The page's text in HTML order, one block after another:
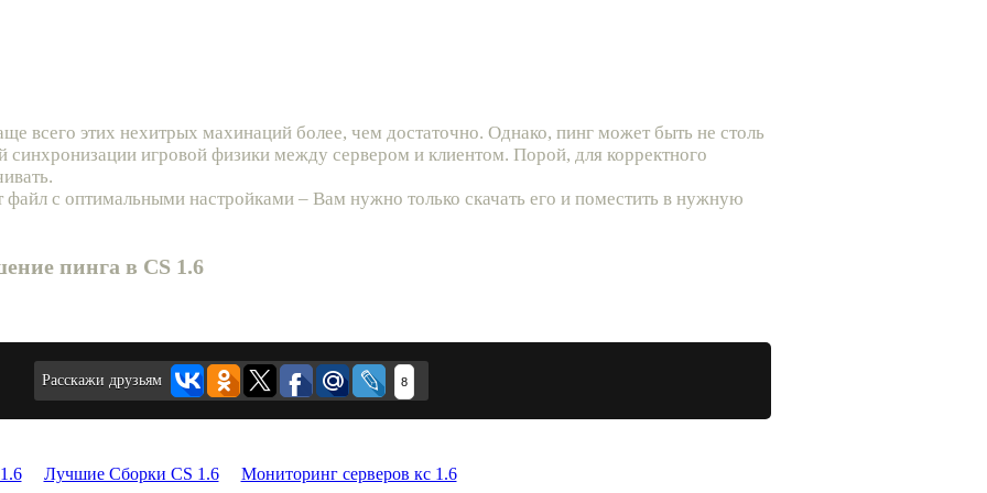
всего этих нехитрых махинаций более, чем достаточно. Однако, пинг может быть не столь
синхронизации игровой физики между сервером и клиентом. Порой, для корректного
файл с оптимальными настройками – Вам нужно только скачать его и поместить в нужную
пинга в CS 1.6
Расскажи друзьям 8
Лучшие Сборки CS 1.6 Мониторинг серверов кс 1.6